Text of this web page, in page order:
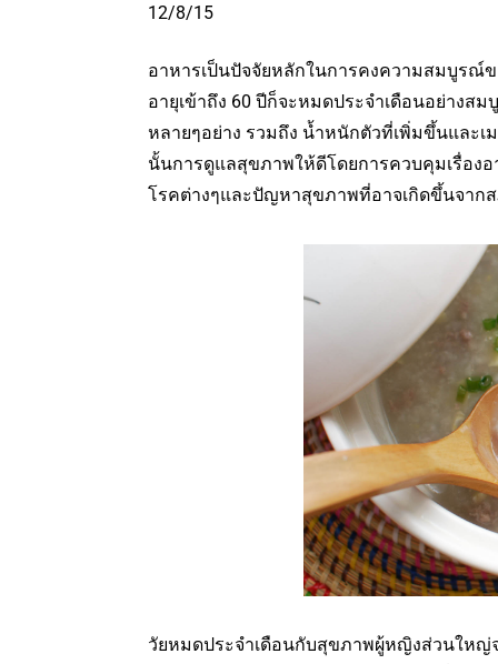
12/8/15
อาหารเป็นปัจจัยหลักในการคงความสมบูรณ์
อายุเข้าถึง 60 ปีก็จะหมดประจำเดือนอย่างส
หลายๆอย่าง รวมถึง น้ำหนักตัวที่เพิ่มขึ้นและเ
นั้นการดูแลสุขภาพให้ดีโดยการควบคุมเรื่อง
โรคต่างๆและปัญหาสุขภาพที่อาจเกิดขึ้นจาก
วัยหมดประจำเดือนกับสุขภาพผู้หญิงส่วนใหญ่